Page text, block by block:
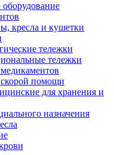
кресла и кушетки
тележки
тележки
помощи
для хранения и
назначения